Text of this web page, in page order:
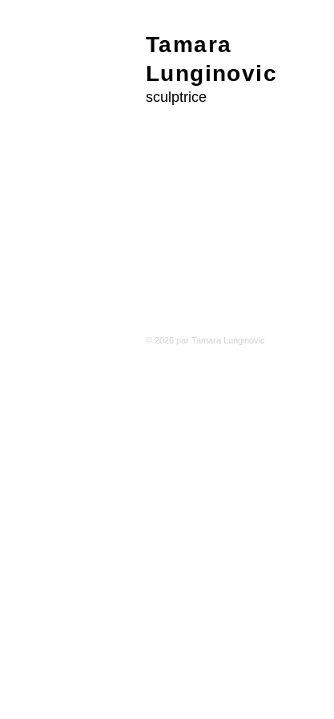
Tamara
Lunginovic
sculptrice
© 2026 par Tamara Lunginovic